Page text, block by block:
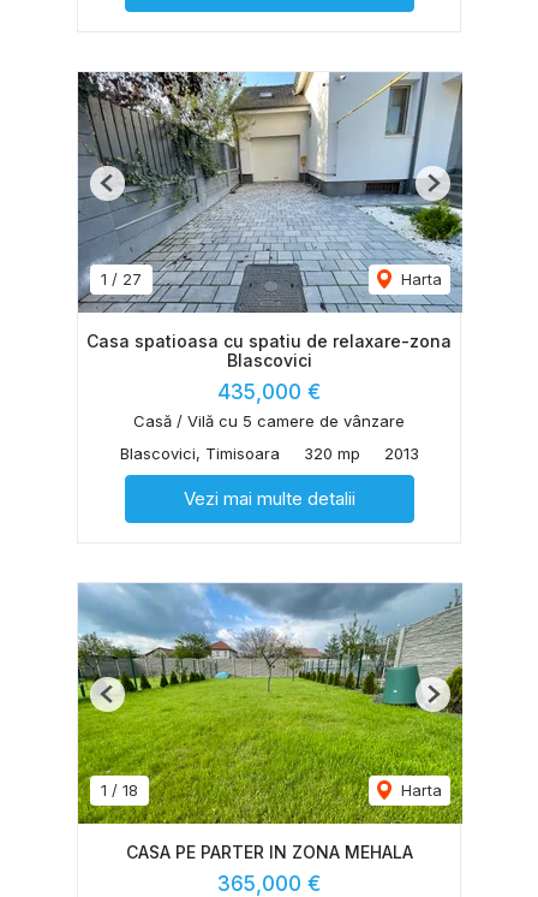
1 / 27 Harta
Previous Next
Casa spatioasa cu spatiu de relaxare-zona
Blascovici
435,000 €
Casă / Vilă cu 5 camere de vânzare
Blascovici, Timisoara
320 mp 2013
Vezi mai multe detalii
1 / 18 Harta
Previous Next
CASA PE PARTER IN ZONA MEHALA
365,000 €